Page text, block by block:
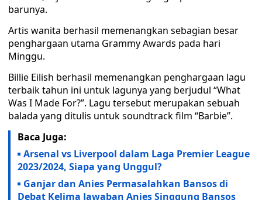
barunya.
Artis wanita berhasil memenangkan sebagian besar
penghargaan utama Grammy Awards pada hari
Minggu.
Billie Eilish berhasil memenangkan penghargaan lagu
terbaik tahun ini untuk lagunya yang berjudul “What
Was I Made For?”. Lagu tersebut merupakan sebuah
balada yang ditulis untuk soundtrack film “Barbie”.
Baca Juga:
Arsenal vs Liverpool dalam Laga Premier League
2023/2024, Siapa yang Unggul?
Ganjar dan Anies Permasalahkan Bansos di
Debat Kelima Jawaban Anies Singgung Bansos